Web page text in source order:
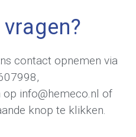
contact opnemen via
,
op info@hemeco.nl of
knop te klikken.